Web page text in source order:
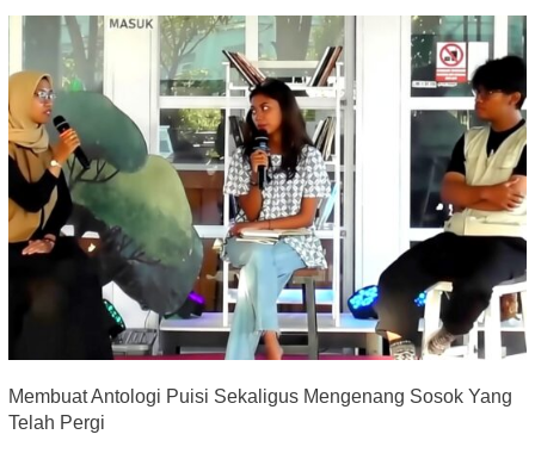
Membuat Antologi Puisi Sekaligus Mengenang Sosok Yang
Telah Pergi